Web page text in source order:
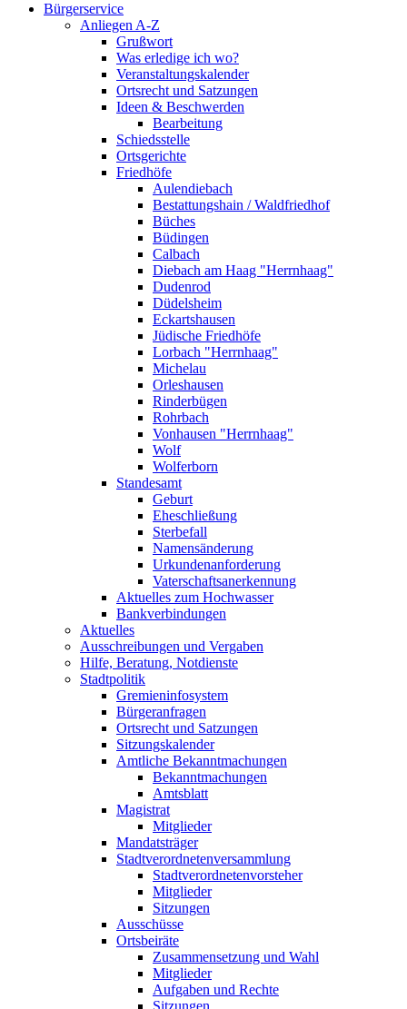
Bürgerservice
Anliegen A-Z
Grußwort
Was erledige ich wo?
Veranstaltungskalender
Ortsrecht und Satzungen
Ideen & Beschwerden
Bearbeitung
Schiedsstelle
Ortsgerichte
Friedhöfe
Aulendiebach
Bestattungshain / Waldfriedhof
Büches
Büdingen
Calbach
Diebach am Haag "Herrnhaag"
Dudenrod
Düdelsheim
Eckartshausen
Jüdische Friedhöfe
Lorbach "Herrnhaag"
Michelau
Orleshausen
Rinderbügen
Rohrbach
Vonhausen "Herrnhaag"
Wolf
Wolferborn
Standesamt
Geburt
Eheschließung
Sterbefall
Namensänderung
Urkundenanforderung
Vaterschaftsanerkennung
Aktuelles zum Hochwasser
Bankverbindungen
Aktuelles
Ausschreibungen und Vergaben
Hilfe, Beratung, Notdienste
Stadtpolitik
Gremieninfosystem
Bürgeranfragen
Ortsrecht und Satzungen
Sitzungskalender
Amtliche Bekanntmachungen
Bekanntmachungen
Amtsblatt
Magistrat
Mitglieder
Mandatsträger
Stadtverordnetenversammlung
Stadtverordnetenvorsteher
Mitglieder
Sitzungen
Ausschüsse
Ortsbeiräte
Zusammensetzung und Wahl
Mitglieder
Aufgaben und Rechte
Sitzungen